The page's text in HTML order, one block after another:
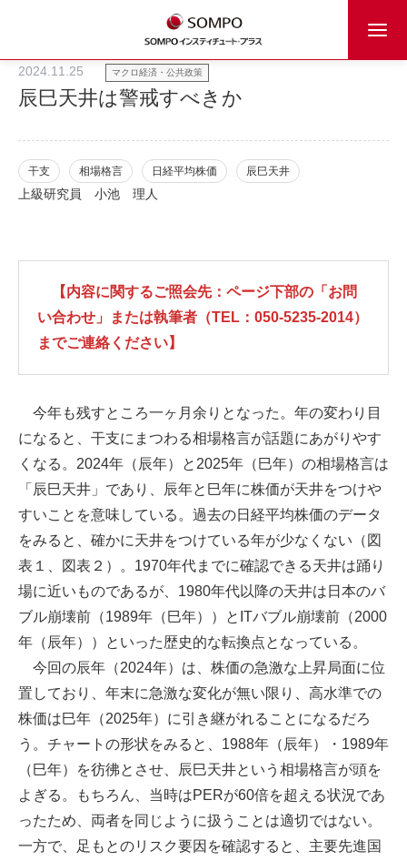
2024.11.25 マクロ経済・公共政策
辰巳天井は警戒すべきか
干支 相場格言 日経平均株価 辰巳天井
上級研究員 小池 理人
【内容に関するご照会先：ページ下部の「お問
い合わせ」または執筆者（TEL：050-5235-2014）
までご連絡ください】
今年も残すところ一ヶ月余りとなった。年の変わり目
になると、干支にまつわる相場格言が話題にあがりやす
くなる。2024年（辰年）と2025年（巳年）の相場格言は
「辰巳天井」であり、辰年と巳年に株価が天井をつけや
すいことを意味している。過去の日経平均株価のデータ
をみると、確かに天井をつけている年が少なくない（図
表１、図表２）。1970年代までに確認できる天井は踊り
場に近いものであるが、1980年代以降の天井は日本のバ
ブル崩壊前（1989年（巳年））とITバブル崩壊前（2000
年（辰年））といった歴史的な転換点となっている。
今回の辰年（2024年）は、株価の急激な上昇局面に位
置しており、年末に急激な変化が無い限り、高水準での
株価は巳年（2025年）に引き継がれることになるだろ
う。チャートの形状をみると、1988年（辰年）・1989年
（巳年）を彷彿とさせ、辰巳天井という相場格言が頭を
よぎる。もちろん、当時はPERが60倍を超える状況であ
ったため、両者を同じように扱うことは適切ではない。
一方で、足もとのリスク要因を確認すると、主要先進国